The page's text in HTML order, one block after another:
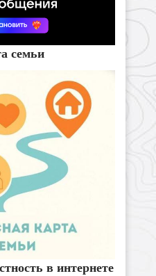
семьи
в интернете